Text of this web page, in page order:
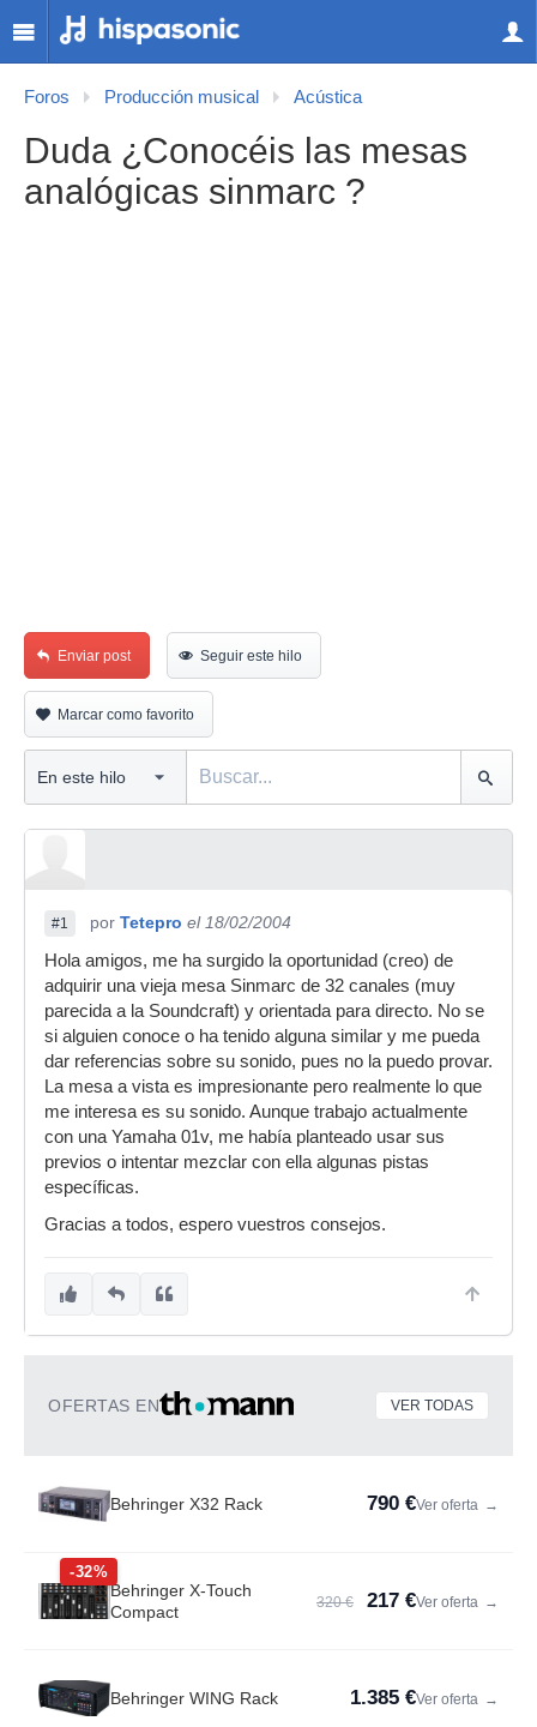
Foros Producción musical Acústica
Duda ¿Conocéis las mesas
analógicas sinmarc ?
Enviar post Seguir este hilo
Marcar como favorito
#1 por Tetepro el 18/02/2004
Hola amigos, me ha surgido la oportunidad (creo) de
adquirir una vieja mesa Sinmarc de 32 canales (muy
parecida a la Soundcraft) y orientada para directo. No se
si alguien conoce o ha tenido alguna similar y me pueda
dar referencias sobre su sonido, pues no la puedo provar.
La mesa a vista es impresionante pero realmente lo que
me interesa es su sonido. Aunque trabajo actualmente
con una Yamaha 01v, me había planteado usar sus
previos o intentar mezclar con ella algunas pistas
específicas.
Gracias a todos, espero vuestros consejos.
OFERTAS EN VER TODAS
Behringer X32 Rack 790 €Ver oferta →
-32%
Behringer X-Touch
Compact
320 € 217 €Ver oferta →
Behringer WING Rack 1.385 €Ver oferta →